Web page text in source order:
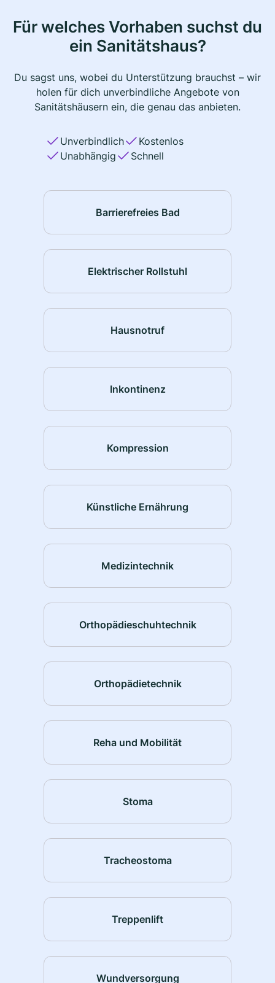
Für welches Vorhaben suchst du
ein Sanitätshaus?
Du sagst uns, wobei du Unterstützung brauchst – wir
holen für dich unverbindliche Angebote von
Sanitätshäusern ein, die genau das anbieten.
Unverbindlich
Kostenlos
Unabhängig
Schnell
Barrierefreies Bad
Elektrischer Rollstuhl
Hausnotruf
Inkontinenz
Kompression
Künstliche Ernährung
Medizintechnik
Orthopädieschuhtechnik
Orthopädietechnik
Reha und Mobilität
Stoma
Tracheostoma
Treppenlift
Wundversorgung